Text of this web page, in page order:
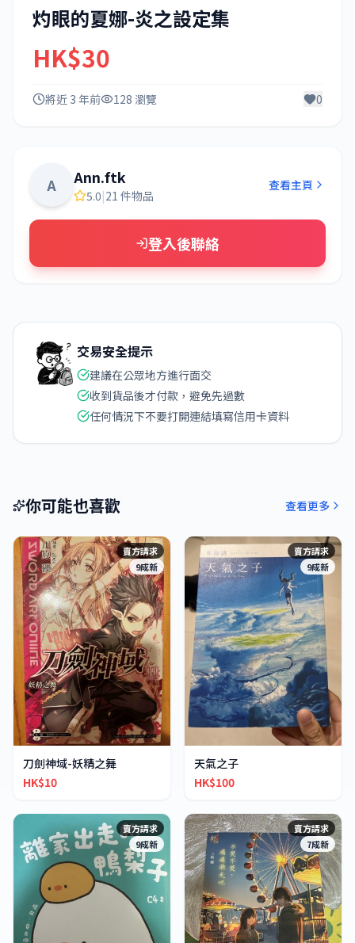
灼眼的夏娜-炎之設定集
HK$30
將近 3 年前 128 瀏覽 0
A Ann.ftk
5.0|21 件物品
查看主頁
登入後聯絡
交易安全提示
建議在公眾地方進行面交
收到貨品後才付款，避免先過數
任何情況下不要打開連結填寫信用卡資料
你可能也喜歡 查看更多
賣方請求
9成新
刀劍神域-妖精之舞
HK$10
賣方請求
9成新
天氣之子
HK$100
賣方請求
9成新
賣方請求
7成新